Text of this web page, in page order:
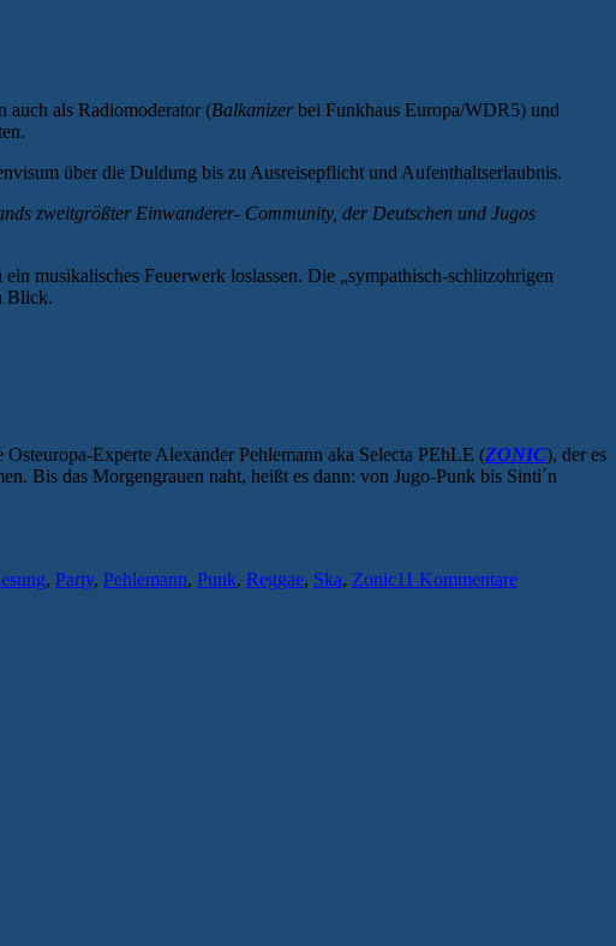
auch als Radiomoderator (Balkanizer bei Funkhaus Europa/WDR5) und
über die Duldung bis zu Ausreisepflicht und Aufenthaltserlaubnis.
zweitgrößter Einwanderer- Community, der Deutschen und Jugos
musikalisches Feuerwerk loslassen. Die „sympathisch-schlitzohrigen
Blick.
Experte Alexander Pehlemann aka Selecta PEhLE (ZONIC), der es
Bis das Morgengrauen naht, heißt es dann: von Jugo-Punk bis Sinti´n
, Party, Pehlemann, Punk, Reggae, Ska, Zonic11 Kommentare